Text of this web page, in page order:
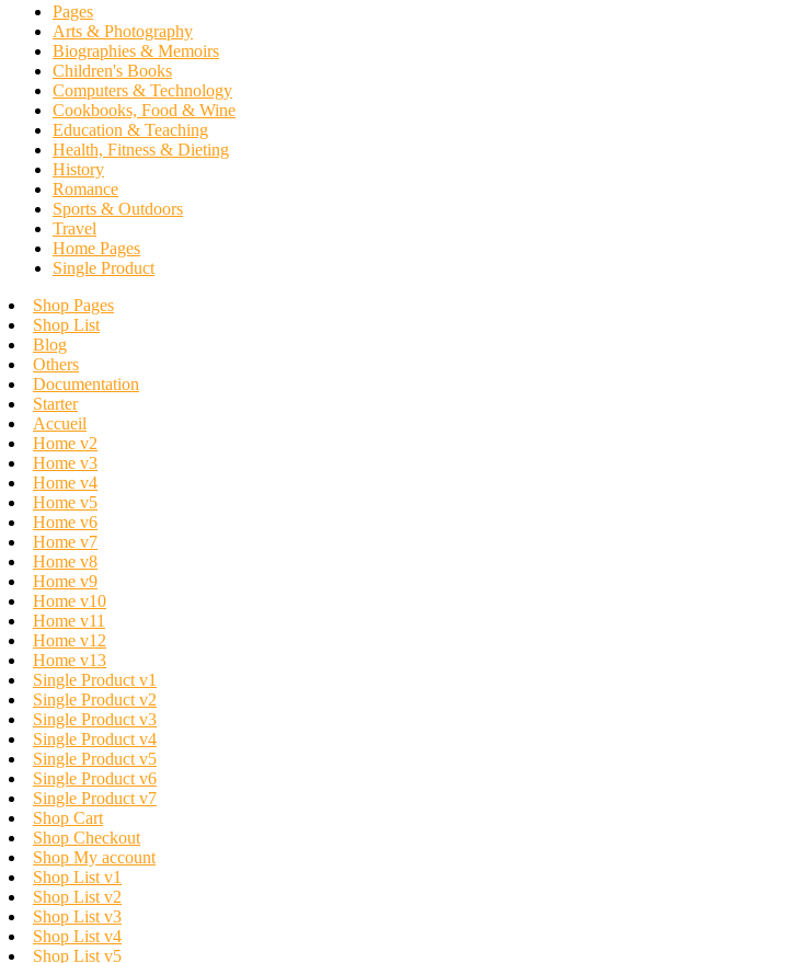
Pages
Arts & Photography
Biographies & Memoirs
Children's Books
Computers & Technology
Cookbooks, Food & Wine
Education & Teaching
Health, Fitness & Dieting
History
Romance
Sports & Outdoors
Travel
Home Pages
Single Product
Shop Pages
Shop List
Blog
Others
Documentation
Starter
Accueil
Home v2
Home v3
Home v4
Home v5
Home v6
Home v7
Home v8
Home v9
Home v10
Home v11
Home v12
Home v13
Single Product v1
Single Product v2
Single Product v3
Single Product v4
Single Product v5
Single Product v6
Single Product v7
Shop Cart
Shop Checkout
Shop My account
Shop List v1
Shop List v2
Shop List v3
Shop List v4
Shop List v5